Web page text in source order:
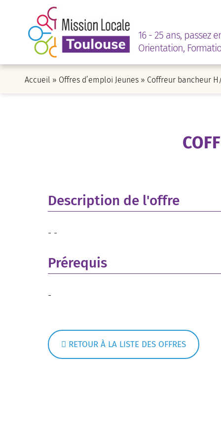
16 - 25 ans, passez
Orientation,
Accueil » Offres d’emploi Jeunes » Coffreur bancheur
Description de l'offre
- -
Prérequis
-
RETOUR À LA LISTE DES OFFRES